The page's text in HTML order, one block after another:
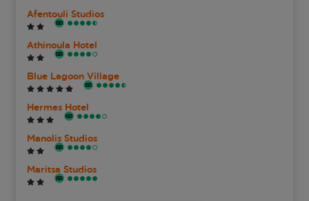
Afentouli Studios
Athinoula Hotel
Blue Lagoon Village
Hermes Hotel
Manolis Studios
Maritsa Studios